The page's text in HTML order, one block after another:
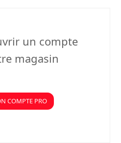
un compte
magasin
COMPTE PRO